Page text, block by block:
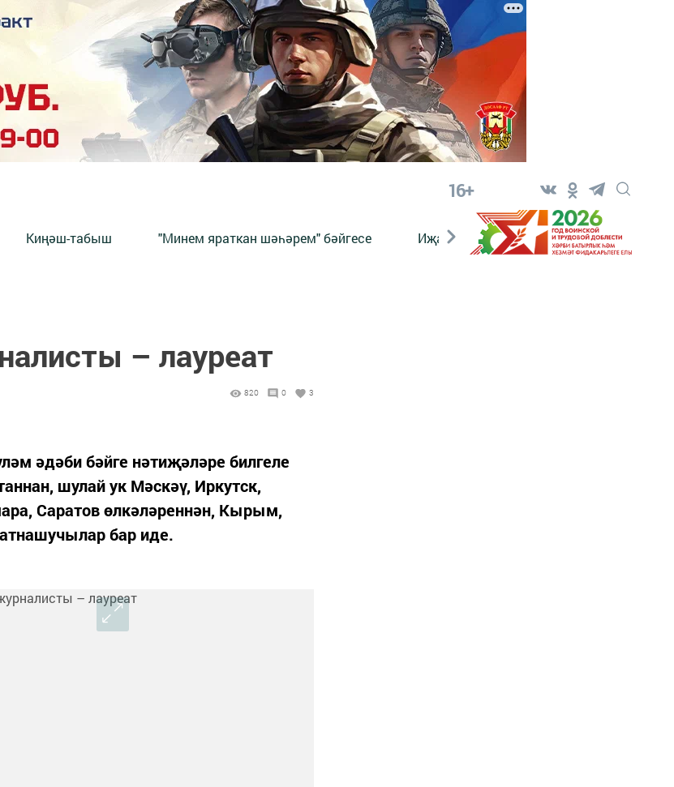
16+
Киңәш-табыш "Минем яраткан шәһәрем" бәйгесе Иҗат Реклама Онлайн
– лауреат
820 0 3
әдәби бәйге нәтиҗәләре билгеле
шулай ук Мәскәү, Иркутск,
Саратов өлкәләреннән, Кырым,
бар иде.